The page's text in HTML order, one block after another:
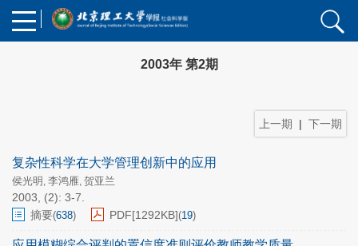
2003年 第2期
上一期 | 下一期
复杂性科学在大学管理创新中的应用
侯光明 , 李鸿雁, 贺亚兰
2003, (2): 3-7.
摘要(638) PDF[1292KB](19)